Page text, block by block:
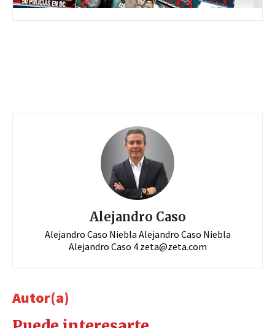
Alejandro Caso
Alejandro Caso Niebla Alejandro Caso Niebla
Alejandro Caso 4 zeta@zeta.com
Autor(a)